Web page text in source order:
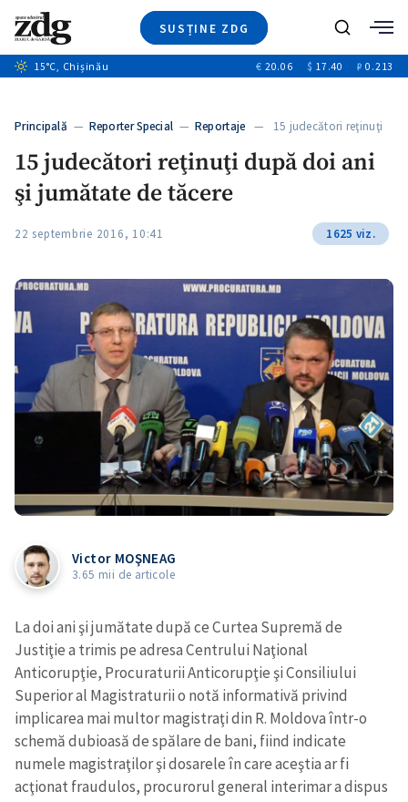
SUSȚINE ZDG
Ştiri
+7
Video
Special
Caută
15°C, Chișinău € 20.06 $ 17.40 ₽ 0.213
Principală — Reporter Special — Reportaje — 15 judecători reţinuţi
15 judecători reţinuţi după doi ani
şi jumătate de tăcere
22 septembrie 2016, 10:41 1625 viz.
Victor MOŞNEAG
3.65 mii de articole
La doi ani şi jumătate după ce Curtea Supremă de
Justiţie a trimis pe adresa Centrului Naţional
Anticorupţie, Procuraturii Anticorupţie şi Consiliului
Superior al Magistraturii o notă informativă privind
implicarea mai multor magistraţi din R. Moldova într-o
schemă dubioasă de spălare de bani, fiind indicate
numele magistraţilor şi dosarele în care aceştia ar fi
acţionat fraudulos, procurorul general interimar a dispus